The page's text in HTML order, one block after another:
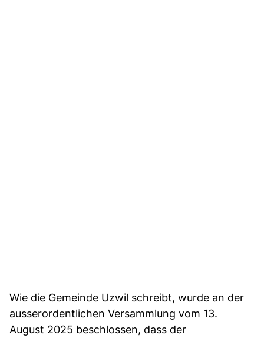
Wie die Gemeinde Uzwil schreibt, wurde an der
ausserordentlichen Versammlung vom 13.
August 2025 beschlossen, dass der